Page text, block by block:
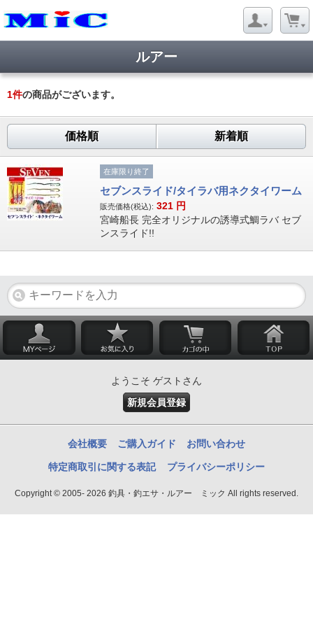
ルアー
1件の商品がございます。
価格順 新着順
在庫限り終了
セブンスライド/タイラバ用ネクタイワーム
販売価格(税込): 321 円
宮崎船長 完全オリジナルの誘導式鯛ラバ セブ
ンスライド!!
ようこそ ゲストさん
新規会員登録
会社概要 ご購入ガイド お問い合わせ
特定商取引に関する表記 プライバシーポリシー
Copyright © 2005- 2026 釣具・釣エサ・ルアー ミック All rights reserved.